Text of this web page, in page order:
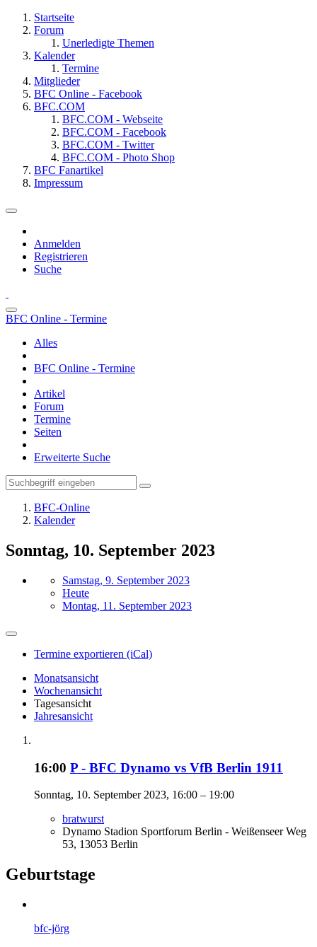
Startseite
Forum
Unerledigte Themen
Kalender
Termine
Mitglieder
BFC Online - Facebook
BFC.COM
BFC.COM - Webseite
BFC.COM - Facebook
BFC.COM - Twitter
BFC.COM - Photo Shop
BFC Fanartikel
Impressum
Anmelden
Registrieren
Suche
BFC Online - Termine
Alles
BFC Online - Termine
Artikel
Forum
Termine
Seiten
Erweiterte Suche
BFC-Online
Kalender
Sonntag, 10. September 2023
Samstag, 9. September 2023
Heute
Montag, 11. September 2023
Termine exportieren (iCal)
Monatsansicht
Wochenansicht
Tagesansicht
Jahresansicht
16:00 P - BFC Dynamo vs VfB Berlin 1911
Sonntag, 10. September 2023, 16:00 – 19:00
bratwurst
Dynamo Stadion Sportforum Berlin - Weißenseer Weg
53, 13053 Berlin
Geburtstage
bfc-jörg